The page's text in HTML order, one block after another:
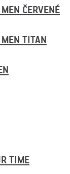
ČERVENÉ
TITAN
TIME